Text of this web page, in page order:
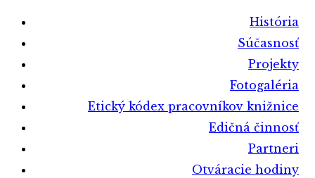
História
Súčasnosť
Projekty
Fotogaléria
Etický kódex pracovníkov knižnice
Edičná činnosť
Partneri
Otváracie hodiny